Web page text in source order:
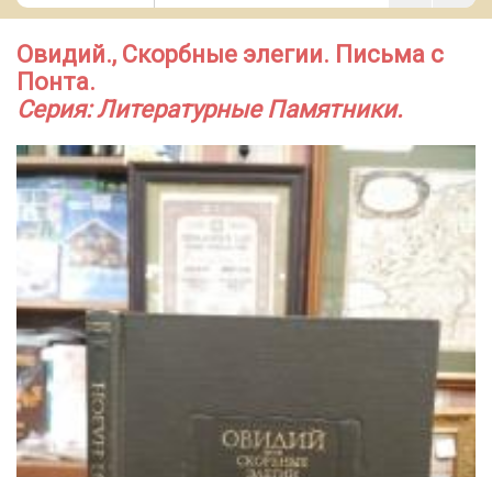
Овидий., Скорбные элегии. Письма с
Понта.
Серия: Литературные Памятники.